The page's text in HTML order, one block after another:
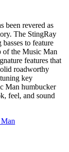
been revered as
The StingRay
to feature
of the Music Man
features that
roadworthy
key
Man humbucker
feel, and sound